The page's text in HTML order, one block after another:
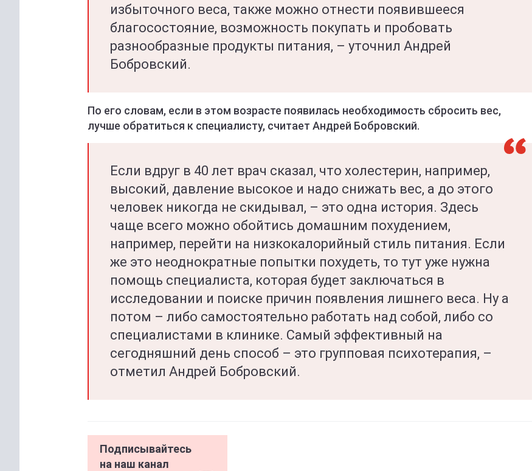
избыточного веса, также можно отнести появившееся
благосостояние, возможность покупать и пробовать
разнообразные продукты питания, – уточнил Андрей
Бобровский.
По его словам, если в этом возрасте появилась необходимость сбросить вес,
лучше обратиться к специалисту, считает Андрей Бобровский.
Если вдруг в 40 лет врач сказал, что холестерин, например,
высокий, давление высокое и надо снижать вес, а до этого
человек никогда не скидывал, – это одна история. Здесь
чаще всего можно обойтись домашним похудением,
например, перейти на низкокалорийный стиль питания. Если
же это неоднократные попытки похудеть, то тут уже нужна
помощь специалиста, которая будет заключаться в
исследовании и поиске причин появления лишнего веса. Ну а
потом – либо самостоятельно работать над собой, либо со
специалистами в клинике. Самый эффективный на
сегодняшний день способ – это групповая психотерапия, –
отметил Андрей Бобровский.
Подписывайтесь
на наш канал